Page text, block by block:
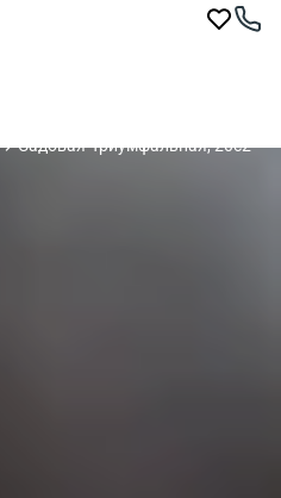
Садовая-Триумфальная, 20с2